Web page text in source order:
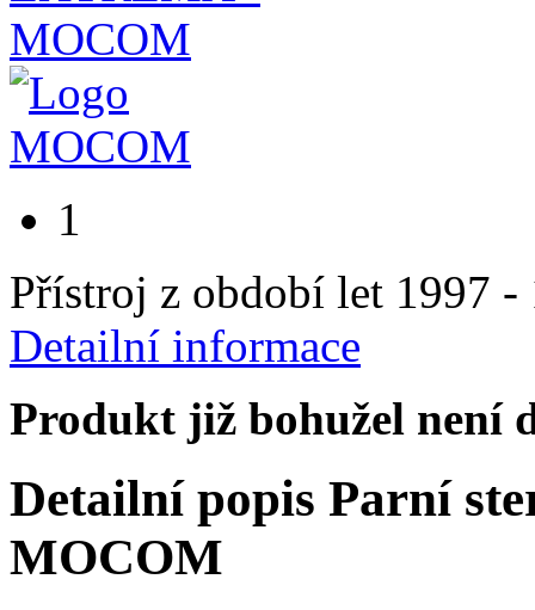
1
Přístroj z období let 1997 -
Detailní informace
Produkt již bohužel není
Detailní popis Parní
MOCOM